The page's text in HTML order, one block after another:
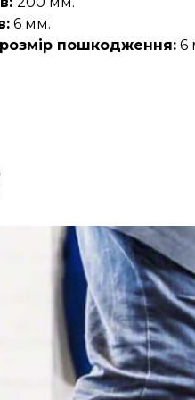
6 мм.
пошкодження:6